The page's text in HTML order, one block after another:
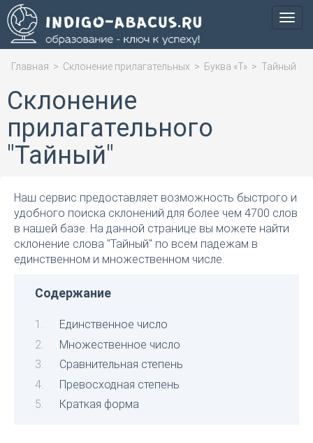
Меню
Главная > Склонение прилагательных > Буква «Т» > Тайный
Склонение
прилагательного
"Тайный"
Наш сервис предоставляет возможность быстрого и
удобного поиска склонений для более чем 4700 слов
в нашей базе. На данной странице вы можете найти
склонение слова "Тайный" по всем падежам в
единственном и множественном числе.
Содержание
Единственное число
Множественное число
Сравнительная степень
Превосходная степень
Краткая форма